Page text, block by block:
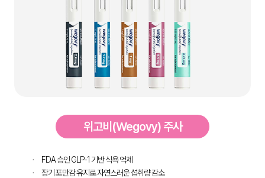
위고비(Wegovy) 주사
FDA 승인 GLP-1 기반 식욕 억제
장기 포만감 유지로 자연스러운 섭취량 감소